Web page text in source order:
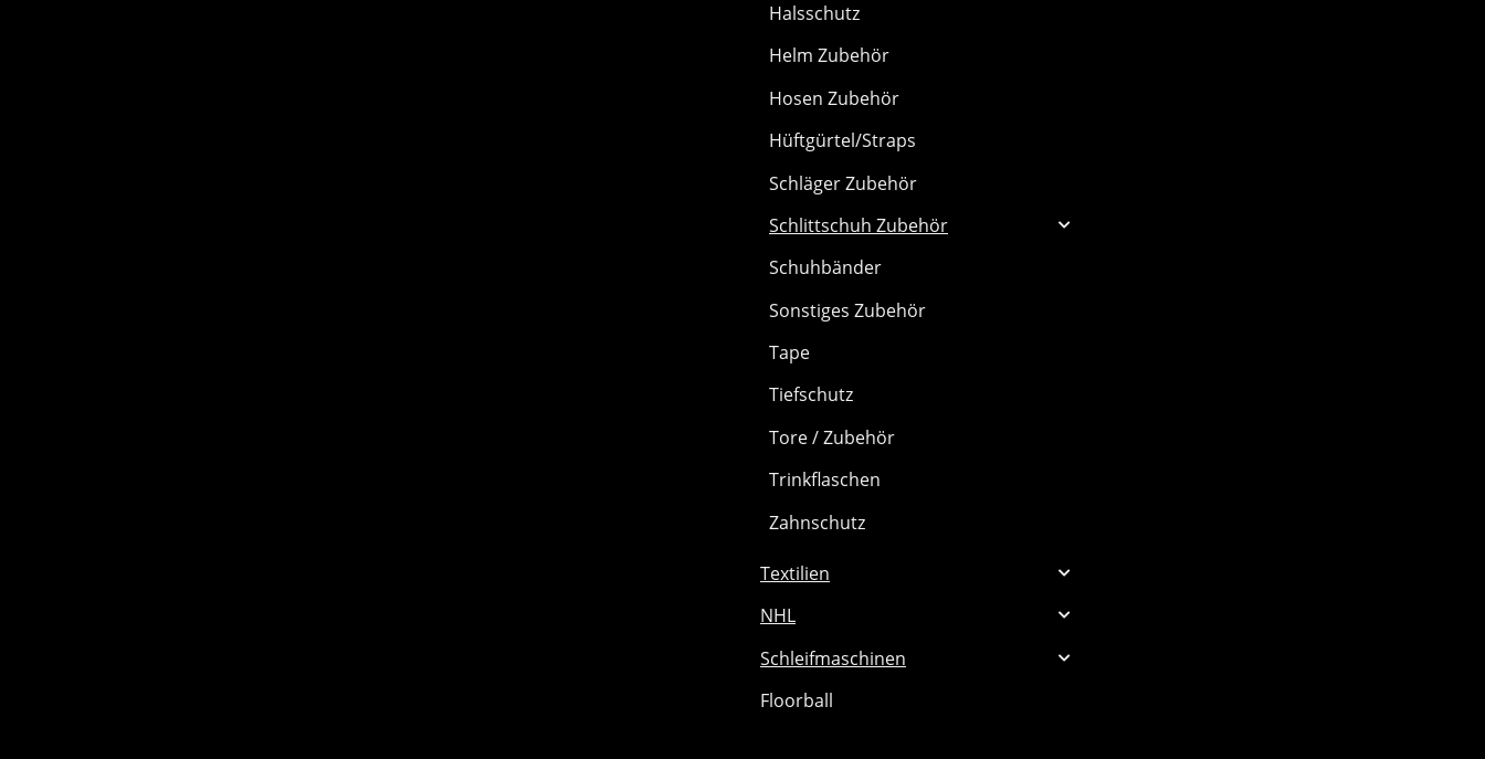
Halsschutz
Helm Zubehör
Hosen Zubehör
Hüftgürtel/Straps
Schläger Zubehör
Schlittschuh Zubehör
Schuhbänder
Sonstiges Zubehör
Tape
Tiefschutz
Tore / Zubehör
Trinkflaschen
Zahnschutz
Textilien
NHL
Schleifmaschinen
Floorball